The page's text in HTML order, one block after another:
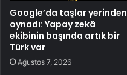
Google’da taşlar yerinden
oynadı: Yapay zekâ
ekibinin başında artık bir
Türk var
Ağustos 7, 2026